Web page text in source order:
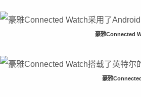
豪雅Connected
豪雅